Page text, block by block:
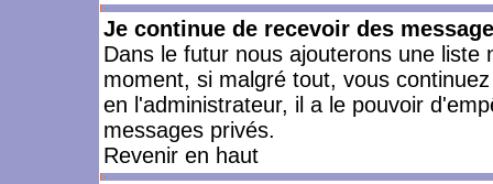
Je continue de recevoir des
Dans le futur nous ajouterons une
moment, si malgré tout, vous
en l'administrateur, il a le pouvoir
messages privés.
Revenir en haut